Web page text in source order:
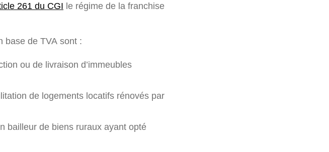
261 du CGI le régime de la franchise
base de TVA sont :
ou de livraison d’immeubles
de logements locatifs rénovés par
bailleur de biens ruraux ayant opté